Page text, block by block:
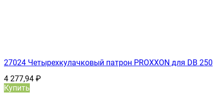
27024 Четырехкулачковый патрон PROXXON для DB 250
4 277,94 ₽
Купить